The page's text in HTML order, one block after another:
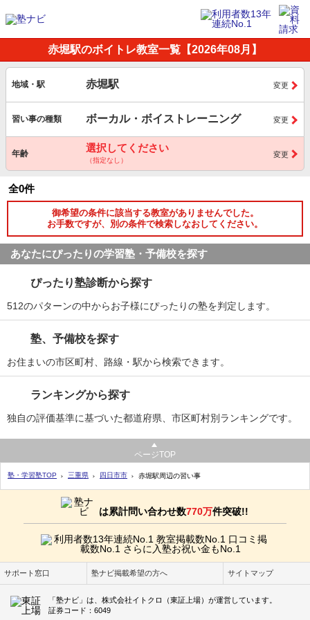
赤堀駅のボイトレ教室一覧【2026年08月】
地域・駅 赤堀駅 変更
習い事の種類 ボーカル・ボイストレーニング 変更
年齢 選択してください
（指定なし）
変更
全0件
御希望の条件に該当する教室がありませんでした。
お手数ですが、別の条件で検索しなおしてください。
あなたにぴったりの学習塾・予備校を探す
ぴったり塾診断から探す
512のパターンの中からお子様にぴったりの塾を判定します。
塾、予備校を探す
お住まいの市区町村、路線・駅から検索できます。
ランキングから探す
独自の評価基準に基づいた都道府県、市区町村別ランキングです。
ページTOP
塾・学習塾TOP 三重県 四日市市 赤堀駅周辺の習い事
は累計問い合わせ数770万件突破!!
サポート窓口 塾ナビ掲載希望の方へ サイトマップ
「塾ナビ」は、株式会社イトクロ（東証上場）が運営しています。
証券コード：6049